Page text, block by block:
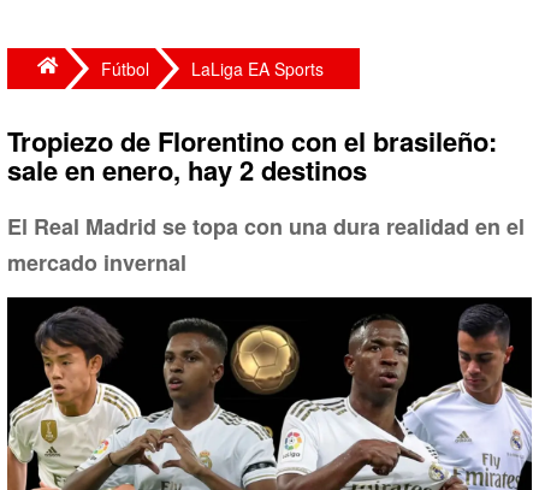
Fútbol LaLiga EA Sports
Tropiezo de Florentino con el brasileño:
sale en enero, hay 2 destinos
El Real Madrid se topa con una dura realidad en el
mercado invernal